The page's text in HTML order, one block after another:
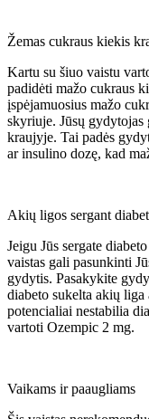
Žemas cukraus kiekis
Kartu su šiuo vaistu
padidėti mažo cukraus
įspėjamuosius mažo
skyriuje. Jūsų
kraujyje. Tai padės
ar insulino dozę, kad
Akių ligos sergant
Jeigu Jūs sergate
vaistas gali pasunkinti
gydytis. Pasakykite
diabeto sukelta akių liga
potencialiai nestabilia
vartoti Ozempic 2 mg.
Vaikams ir paaugliams